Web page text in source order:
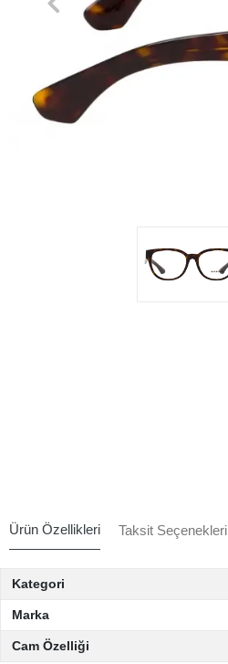
Ürün Özellikleri Taksit Seçenekleri
Kategori
Marka
Cam Özelliği